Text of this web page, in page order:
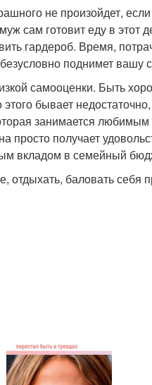
не произойдет,
сам готовит еду в этот
гардероб. Время,
поднимет вашу
самооценки. Быть
бывает
занимается любимым
получает
вкладом в семейный
отдыхать, баловать себя